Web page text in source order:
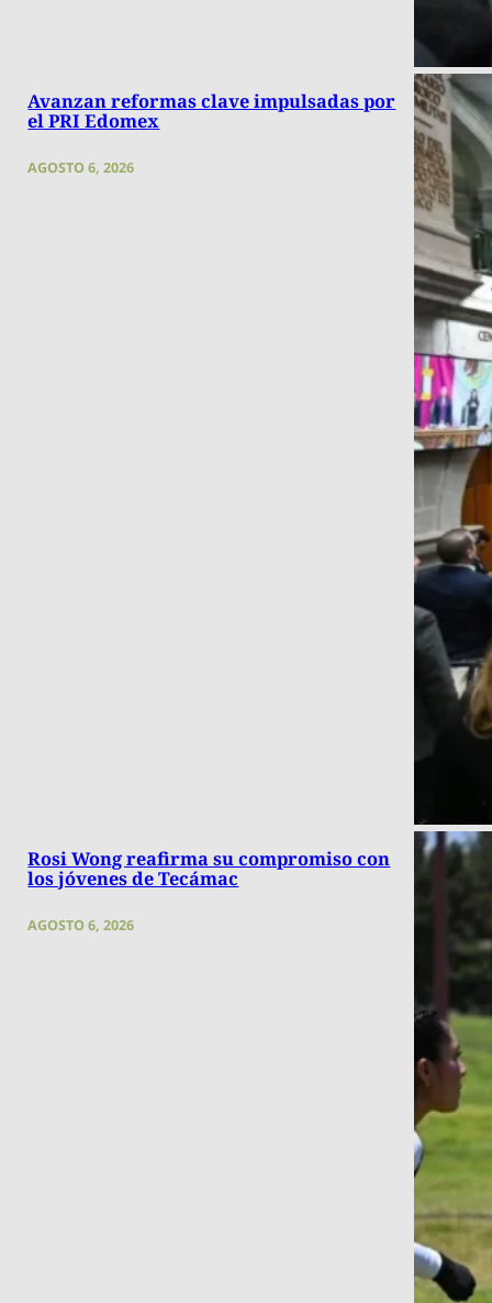
Avanzan reformas clave impulsadas por
el PRI Edomex
AGOSTO 6, 2026
Rosi Wong reafirma su compromiso con
los jóvenes de Tecámac
AGOSTO 6, 2026